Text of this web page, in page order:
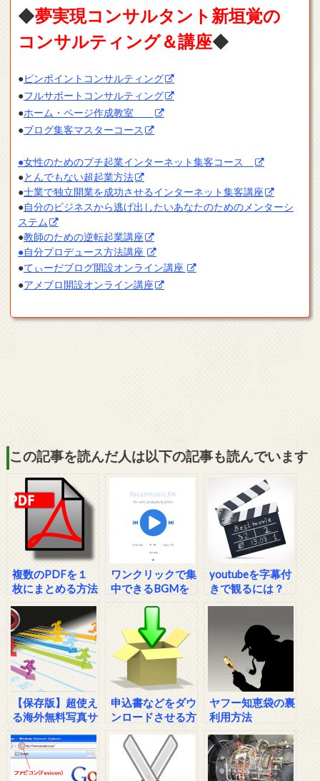
◆夢実現コンサルタント新垣覚の
コンサルティング＆講座◆
●ピンポイントコンサルティング
●フルサポートコンサルティング
●ホーム・ページ作成教室
●ブログ集客マスターコース
●女性のためのプチ起業インターネット集客コース
●とんでもない超起業方法
●士業で独立開業を成功させるインターネット集客講座
●自分のビジネスから逃げ出したいあなたのためのメンターシ
ステム
●教師のための逆転起業講座
●自分プロデュース方法講座
●てぃーだブログ開設オンライン講座
●アメブロ開設オンライン講座
この記事を読んだ人は以下の記事も読んでいます
複数のPDFを１
枚にまとめる方法
ワンクリックで集
中できるBGMを
youtubeを字幕付
きで観るには？
【保存版】超使え
る海外無料写真サ
申込書などをダウ
ンロードさせる方
ヤフー知恵袋の裏
利用方法